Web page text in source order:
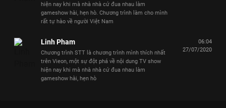
hiện nay khi mà nhà nhà cứ đua nhau làm
gameshow hài, hẹn hò. Chương trình làm cho mình
rất tự hào về người Việt Nam
Linh Pham
Chương trình STT là chương trình mình thích nhất
trên Vieon, một sự đột phá về nội dung TV show
hiện nay khi mà nhà nhà cứ đua nhau làm
gameshow hài, hẹn hò
06:04
27/07/2020